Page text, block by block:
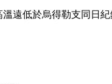
遠低於烏得勒支同日